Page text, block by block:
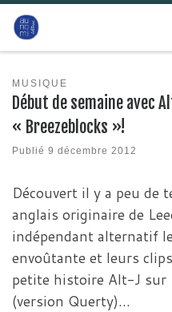
Passer au contenu
MUSIQUE
Début de semaine avec
« Breezeblocks »!
Publié 9 décembre 2012
Découvert il y a peu de
anglais originaire de
indépendant alternatif
envoûtante et leurs
petite histoire Alt-J sur
(version Querty)…